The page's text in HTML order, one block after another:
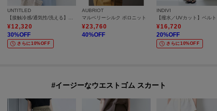
UNTITLED
【接触冷感/通気性/洗える】スタンドカラーフリルブラウス
¥12,320
30%OFF
さらに10%OFF
AUBRIOT
マルベリーシルク ポロニット
¥23,760
40%OFF
INDIVI
¥16,720
20%OFF
さらに10%OFF
#イージーなウエストゴム スカート